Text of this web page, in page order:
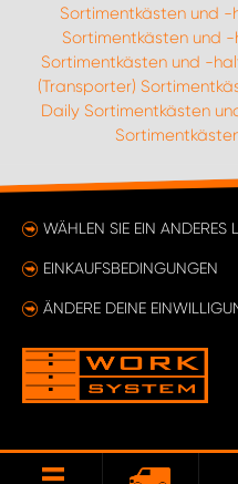
Sortimentkästen und -
Sortimentkästen und
Sortimentkästen und -
(Transporter)
Daily Sortimentkästen
WÄHLEN SIE EIN ANDERES
EINKAUFSBEDINGUNGEN
ÄNDERE DEINE